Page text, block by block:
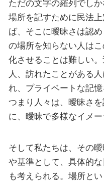
ただの文字の羅列でし
場所を記すために民法
ば、そこに曖昧さは認
の場所を知らない人は
化させることは難しい
人、訪れたことがある
れ、プライベートな記憶
つまり人々は、曖昧さ
に、曖昧で多様なイメ
そして私たちは、その
や基準として、具体的
も考えられる。場所と